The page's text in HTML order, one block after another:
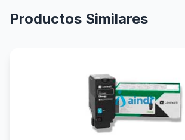
Productos Similares